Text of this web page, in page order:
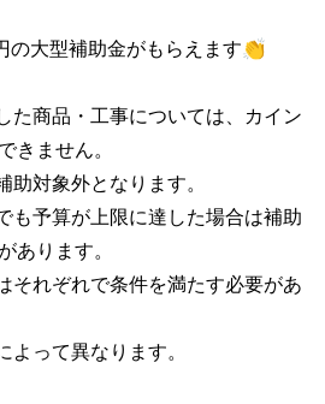
の大型補助金がもらえます👏
た商品・工事については、カイン
きません。
対象外となります。
も予算が上限に達した場合は補助
あります。
それぞれで条件を満たす必要があ
って異なります。